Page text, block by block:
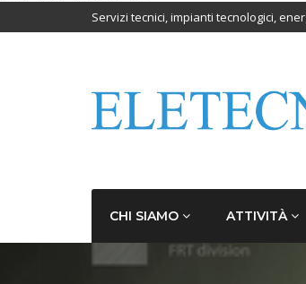
Servizi tecnici, impianti tecnologici,
CHI SIAMO ATTIVITÀ